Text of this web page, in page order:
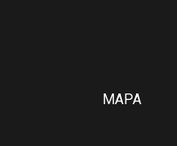
MAPA